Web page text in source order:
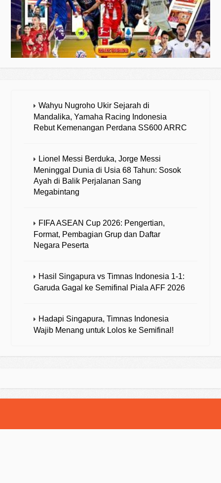
Wahyu Nugroho Ukir Sejarah di
Mandalika, Yamaha Racing Indonesia
Rebut Kemenangan Perdana SS600 ARRC
Lionel Messi Berduka, Jorge Messi
Meninggal Dunia di Usia 68 Tahun: Sosok
Ayah di Balik Perjalanan Sang
Megabintang
FIFA ASEAN Cup 2026: Pengertian,
Format, Pembagian Grup dan Daftar
Negara Peserta
Hasil Singapura vs Timnas Indonesia 1-1:
Garuda Gagal ke Semifinal Piala AFF 2026
Hadapi Singapura, Timnas Indonesia
Wajib Menang untuk Lolos ke Semifinal!